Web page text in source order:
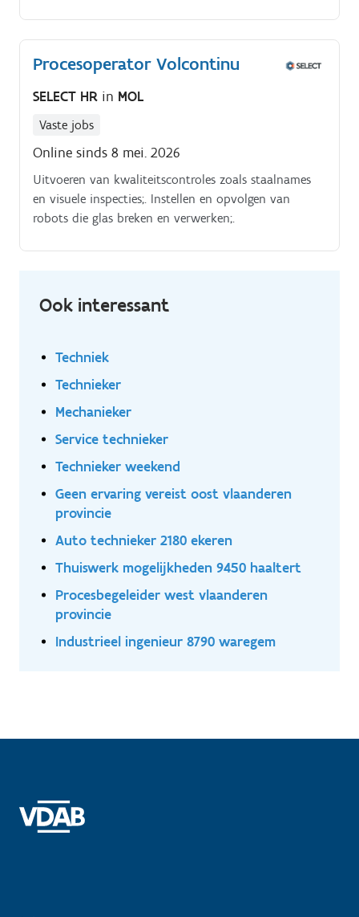
snel inspelen op de noden van de klant Je laat geen
kans onbenut om je bij te scholen Geregeld bijwonen
must.
Procesoperator Volcontinu
SELECT HR in MOL
Vaste jobs
Online sinds 8 mei. 2026
Uitvoeren van kwaliteitscontroles zoals staalnames
en visuele inspecties;. Instellen en opvolgen van
robots die glas breken en verwerken;.
Ook interessant
Techniek
Technieker
Mechanieker
Service technieker
Technieker weekend
Geen ervaring vereist oost vlaanderen
provincie
Auto technieker 2180 ekeren
Thuiswerk mogelijkheden 9450 haaltert
Procesbegeleider west vlaanderen
provincie
Industrieel ingenieur 8790 waregem